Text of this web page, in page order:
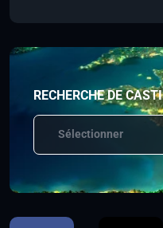
RECHERCHE DE
Sélectionner